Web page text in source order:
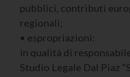
pubblici, contributi
regionali;
• espropriazioni:
in qualità di
Studio Legale Dal Piaz